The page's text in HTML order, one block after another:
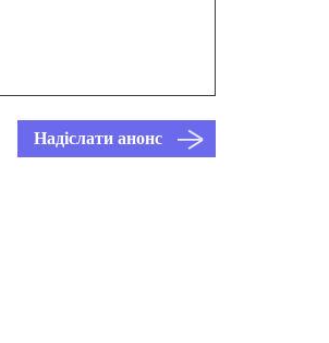
Надіслати анонс